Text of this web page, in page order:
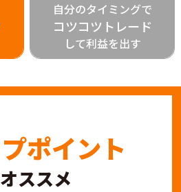
自分のタイミングで
コツコツトレード
して利益を出す
ポイント
ススメ